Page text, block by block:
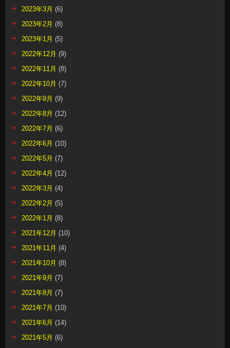
2023年3月 (6)
2023年2月 (8)
2023年1月 (5)
2022年12月 (9)
2022年11月 (8)
2022年10月 (7)
2022年9月 (9)
2022年8月 (12)
2022年7月 (6)
2022年6月 (10)
2022年5月 (7)
2022年4月 (12)
2022年3月 (4)
2022年2月 (5)
2022年1月 (8)
2021年12月 (10)
2021年11月 (4)
2021年10月 (8)
2021年9月 (7)
2021年8月 (7)
2021年7月 (10)
2021年6月 (14)
2021年5月 (6)